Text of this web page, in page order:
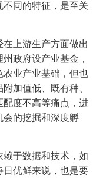
同的特征，是至关
上游生产方面做出
政府设产业基金，
业产业基础，但也
加值低、既有种、
配度不高等痛点，进
会的挖掘和深度孵
于数据和技术，如
优鲜来说，也是要